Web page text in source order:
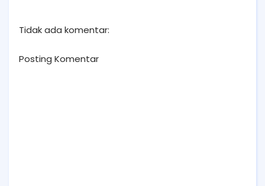
Tidak ada komentar:
Posting Komentar